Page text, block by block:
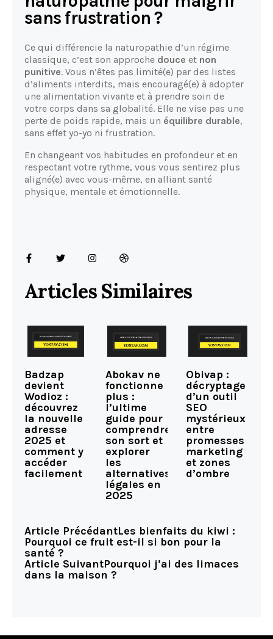
sans frustration ?
Ce qui différencie la naturopathie d’un régime
classique, c’est son approche douce et non
punitive. Vous n’êtes pas limité(e) par des listes
d’aliments interdits, mais encouragé(e) à adopter
une alimentation vivante et à prendre soin de
votre corps dans sa globalité. Elle ne vise pas une
perte de poids rapide, mais un équilibre durable,
sans effet yo-yo ni frustration.
En changeant vos habitudes en profondeur et en
respectant votre rythme, vous vous sentirez plus
aligné(e) avec vous-même, en alliant santé
physique, mentale et émotionnelle.
Articles Similaires
Badzap
devient
Wodioz :
découvrez
la nouvelle
adresse
2025 et
comment y
accéder
facilement
Abokav ne
fonctionne
plus :
l’ultime
guide pour
comprendre
son sort et
explorer
les
alternatives
légales en
2025
Obivap :
décryptage
d’un outil
SEO
mystérieux
entre
promesses
marketing
et zones
d’ombre
Article PrécédantLes bienfaits du kiwi :
Pourquoi ce fruit est-il si bon pour la
santé ?
Article SuivantPourquoi j’ai des limaces
dans la maison ?